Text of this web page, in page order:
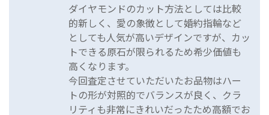
ダイヤモンドのカット方法としては比較
的新しく、愛の象徴として婚約指輪など
としても人気が高いデザインですが、カッ
トできる原石が限られるため希少価値も
高くなります。
今回査定させていただいたお品物はハー
トの形が対照的でバランスが良く、クラ
リティも非常にきれいだったため高額でお